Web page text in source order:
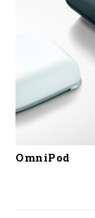
OmniPod